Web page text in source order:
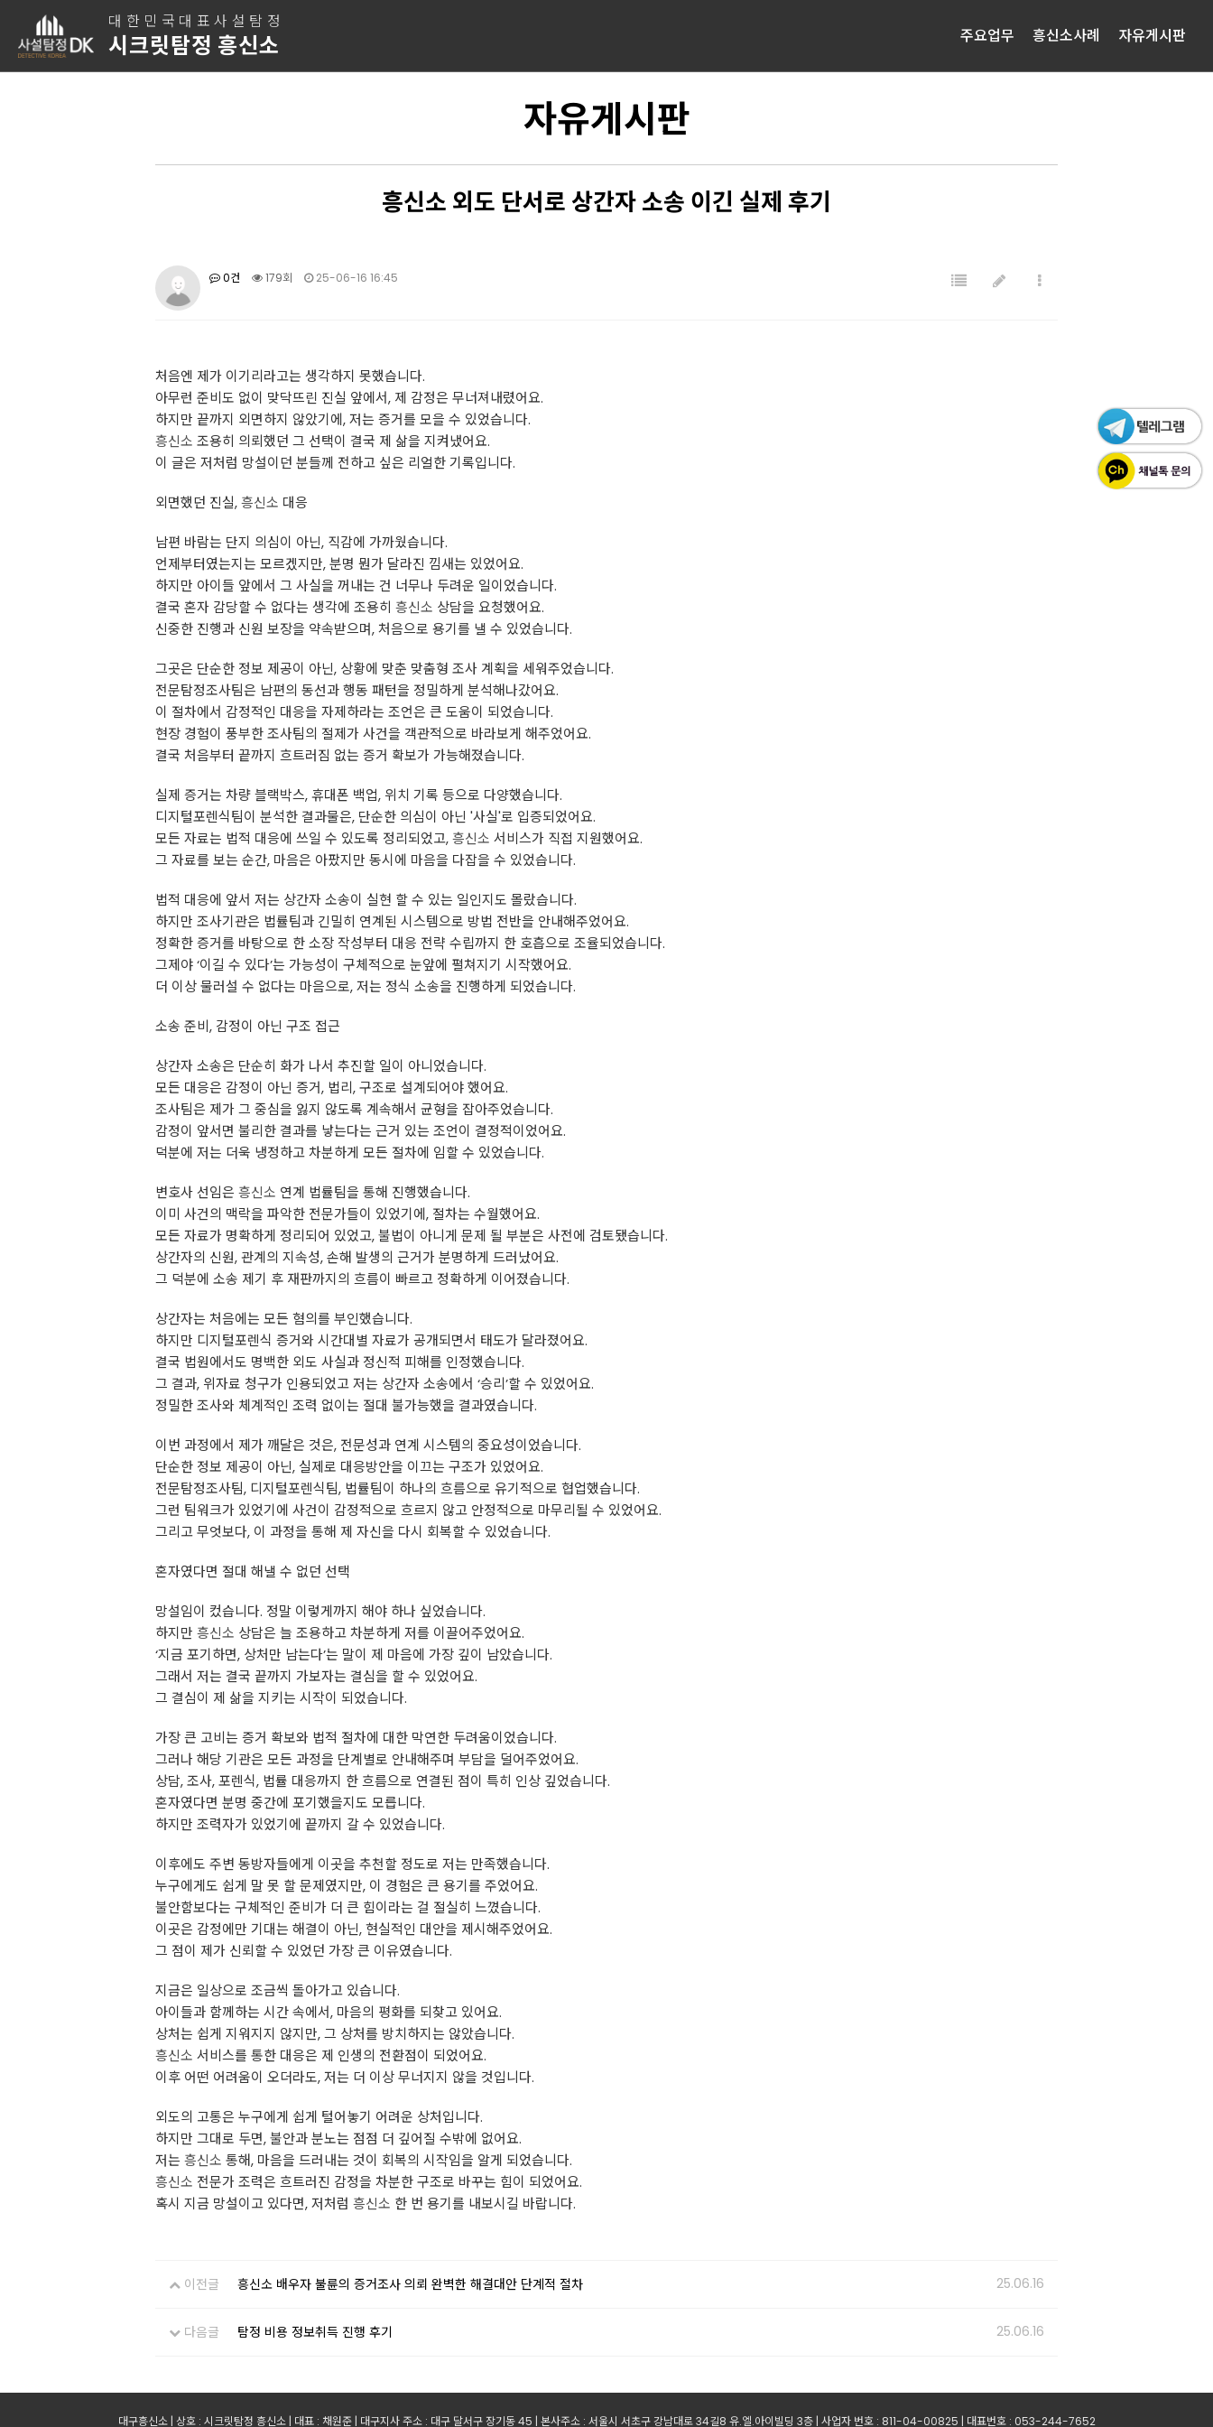
대한민국대표사설탐정
시크릿탐정 흥신소 주요업무 흥신소사례 자유게시판
자유게시판
흥신소 외도 단서로 상간자 소송 이긴 실제 후기
0건 179회 25-06-16 16:45
처음엔 제가 이기리라고는 생각하지 못했습니다.
아무런 준비도 없이 맞닥뜨린 진실 앞에서, 제 감정은 무너져내렸어요.
하지만 끝까지 외면하지 않았기에, 저는 증거를 모을 수 있었습니다.
흥신소 조용히 의뢰했던 그 선택이 결국 제 삶을 지켜냈어요.
이 글은 저처럼 망설이던 분들께 전하고 싶은 리얼한 기록입니다.
외면했던 진실,흥신소 대응
남편 바람는 단지 의심이 아닌, 직감에 가까웠습니다.
언제부터였는지는 모르겠지만, 분명 뭔가 달라진 낌새는 있었어요.
하지만 아이들 앞에서 그 사실을 꺼내는 건 너무나 두려운 일이었습니다.
결국 혼자 감당할 수 없다는 생각에 조용히 흥신소 상담을 요청했어요.
신중한 진행과 신원 보장을 약속받으며, 처음으로 용기를 낼 수 있었습니다.
그곳은 단순한 정보 제공이 아닌, 상황에 맞춘 맞춤형 조사 계획을 세워주었습니다.
전문탐정조사팀은 남편의 동선과 행동 패턴을 정밀하게 분석해나갔어요.
이 절차에서 감정적인 대응을 자제하라는 조언은 큰 도움이 되었습니다.
현장 경험이 풍부한 조사팀의 절제가 사건을 객관적으로 바라보게 해주었어요.
결국 처음부터 끝까지 흐트러짐 없는 증거 확보가 가능해졌습니다.
실제 증거는 차량 블랙박스, 휴대폰 백업, 위치 기록 등으로 다양했습니다.
디지털포렌식팀이 분석한 결과물은, 단순한 의심이 아닌 '사실'로 입증되었어요.
모든 자료는 법적 대응에 쓰일 수 있도록 정리되었고,흥신소 서비스가 직접 지원했어요.
그 자료를 보는 순간, 마음은 아팠지만 동시에 마음을 다잡을 수 있었습니다.
법적 대응에 앞서 저는 상간자 소송이 실현 할 수 있는 일인지도 몰랐습니다.
하지만 조사기관은 법률팀과 긴밀히 연계된 시스템으로 방법 전반을 안내해주었어요.
정확한 증거를 바탕으로 한 소장 작성부터 대응 전략 수립까지 한 호흡으로 조율되었습니다.
그제야 ‘이길 수 있다’는 가능성이 구체적으로 눈앞에 펼쳐지기 시작했어요.
더 이상 물러설 수 없다는 마음으로, 저는 정식 소송을 진행하게 되었습니다.
소송 준비, 감정이 아닌 구조 접근
상간자 소송은 단순히 화가 나서 추진할 일이 아니었습니다.
모든 대응은 감정이 아닌 증거, 법리, 구조로 설계되어야 했어요.
조사팀은 제가 그 중심을 잃지 않도록 계속해서 균형을 잡아주었습니다.
감정이 앞서면 불리한 결과를 낳는다는 근거 있는 조언이 결정적이었어요.
덕분에 저는 더욱 냉정하고 차분하게 모든 절차에 임할 수 있었습니다.
변호사 선임은 흥신소 연계 법률팀을 통해 진행했습니다.
이미 사건의 맥락을 파악한 전문가들이 있었기에, 절차는 수월했어요.
모든 자료가 명확하게 정리되어 있었고, 불법이 아니게 문제 될 부분은 사전에 검토됐습니다.
상간자의 신원, 관계의 지속성, 손해 발생의 근거가 분명하게 드러났어요.
그 덕분에 소송 제기 후 재판까지의 흐름이 빠르고 정확하게 이어졌습니다.
상간자는 처음에는 모든 혐의를 부인했습니다.
하지만 디지털포렌식 증거와 시간대별 자료가 공개되면서 태도가 달라졌어요.
결국 법원에서도 명백한 외도 사실과 정신적 피해를 인정했습니다.
그 결과, 위자료 청구가 인용되었고 저는 상간자 소송에서 ‘승리’할 수 있었어요.
정밀한 조사와 체계적인 조력 없이는 절대 불가능했을 결과였습니다.
이번 과정에서 제가 깨달은 것은, 전문성과 연계 시스템의 중요성이었습니다.
단순한 정보 제공이 아닌, 실제로 대응방안을 이끄는 구조가 있었어요.
전문탐정조사팀, 디지털포렌식팀, 법률팀이 하나의 흐름으로 유기적으로 협업했습니다.
그런 팀워크가 있었기에 사건이 감정적으로 흐르지 않고 안정적으로 마무리될 수 있었어요.
그리고 무엇보다, 이 과정을 통해 제 자신을 다시 회복할 수 있었습니다.
혼자였다면 절대 해낼 수 없던 선택
망설임이 컸습니다. 정말 이렇게까지 해야 하나 싶었습니다.
하지만 흥신소 상담은 늘 조용하고 차분하게 저를 이끌어주었어요.
‘지금 포기하면, 상처만 남는다’는 말이 제 마음에 가장 깊이 남았습니다.
그래서 저는 결국 끝까지 가보자는 결심을 할 수 있었어요.
그 결심이 제 삶을 지키는 시작이 되었습니다.
가장 큰 고비는 증거 확보와 법적 절차에 대한 막연한 두려움이었습니다.
그러나 해당 기관은 모든 과정을 단계별로 안내해주며 부담을 덜어주었어요.
상담, 조사, 포렌식, 법률 대응까지 한 흐름으로 연결된 점이 특히 인상 깊었습니다.
혼자였다면 분명 중간에 포기했을지도 모릅니다.
하지만 조력자가 있었기에 끝까지 갈 수 있었습니다.
이후에도 주변 동방자들에게 이곳을 추천할 정도로 저는 만족했습니다.
누구에게도 쉽게 말 못 할 문제였지만, 이 경험은 큰 용기를 주었어요.
불안함보다는 구체적인 준비가 더 큰 힘이라는 걸 절실히 느꼈습니다.
이곳은 감정에만 기대는 해결이 아닌, 현실적인 대안을 제시해주었어요.
그 점이 제가 신뢰할 수 있었던 가장 큰 이유였습니다.
지금은 일상으로 조금씩 돌아가고 있습니다.
아이들과 함께하는 시간 속에서, 마음의 평화를 되찾고 있어요.
상처는 쉽게 지워지지 않지만, 그 상처를 방치하지는 않았습니다.
흥신소 서비스를 통한 대응은 제 인생의 전환점이 되었어요.
이후 어떤 어려움이 오더라도, 저는 더 이상 무너지지 않을 것입니다.
외도의 고통은 누구에게 쉽게 털어놓기 어려운 상처입니다.
하지만 그대로 두면, 불안과 분노는 점점 더 깊어질 수밖에 없어요.
저는 흥신소 통해, 마음을 드러내는 것이 회복의 시작임을 알게 되었습니다.
흥신소 전문가 조력은 흐트러진 감정을 차분한 구조로 바꾸는 힘이 되었어요.
혹시 지금 망설이고 있다면, 저처럼 흥신소 한 번 용기를 내보시길 바랍니다.
이전글 흥신소 배우자 불륜의 증거조사 의뢰 완벽한 해결대안 단계적 절차 25.06.16
다음글 탐정 비용 정보취득 진행 후기 25.06.16
대구흥신소 | 상호 : 시크릿탐정 흥신소 | 대표 : 채원준 | 대구지사 주소 : 대구 달서구 장기동 45 | 본사주소 : 서울시 서초구 강남대로 34길8 유.엘.아이빌딩 3층 | 사업자 번호 : 811-04-00825 | 대표번호 : 053-244-7652